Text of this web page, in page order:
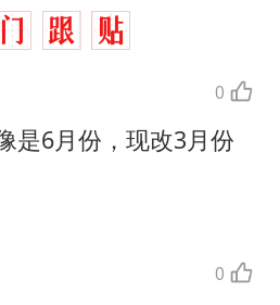
0
是6月份，现改3月份
0